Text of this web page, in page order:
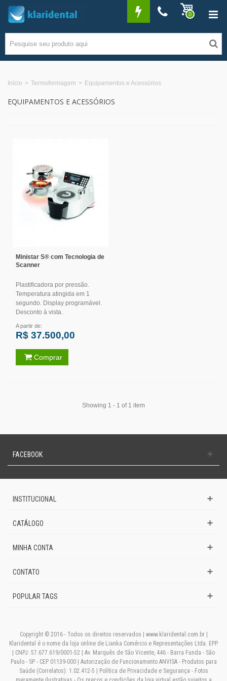
0
Início > Termoformagem > Equipamentos e Acessórios
EQUIPAMENTOS E ACESSÓRIOS
Ministar S® com Tecnologia de
Scanner
Plastificadora por pressão.
Temperatura atingida em 1
segundo. Display programável.
Desconto à vista.
A partir de:
R$ 37.500,00
Comprar
Showing 1 - 1 of 1 item
FACEBOOK
INSTITUCIONAL
CATÁLOGO
MINHA CONTA
CONTATO
POPULAR TAGS
Copyright © 2016 - Todos os direitos reservados | www.klaridental.com.br |
Klaridental é o nome da loja online de Lianka Comércio e Representações Ltda. EPP.
| CNPJ: 57.677.619/0001-52 | Av. Marquês de São Vicente, 446 - Barra Funda - São
Paulo - SP - CEP 01139-000 | Autorização de Funcionamento ANVISA - Produtos para
Saúde (Correlatos): 1.02.412-5 | Política de Privacidade e Segurança - Fotos